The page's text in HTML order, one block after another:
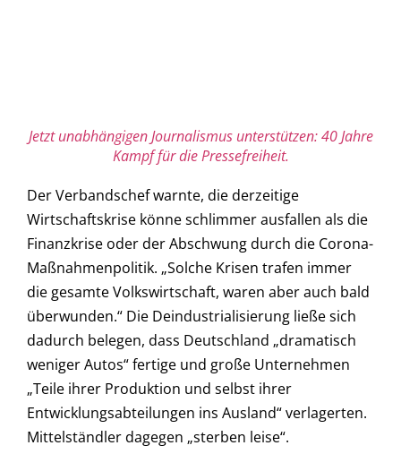
Jetzt unabhängigen Journalismus unterstützen: 40 Jahre
Kampf für die Pressefreiheit.
Der Verbandschef warnte, die derzeitige
Wirtschaftskrise könne schlimmer ausfallen als die
Finanzkrise oder der Abschwung durch die Corona-
Maßnahmenpolitik. „Solche Krisen trafen immer
die gesamte Volkswirtschaft, waren aber auch bald
überwunden.“ Die Deindustrialisierung ließe sich
dadurch belegen, dass Deutschland „dramatisch
weniger Autos“ fertige und große Unternehmen
„Teile ihrer Produktion und selbst ihrer
Entwicklungsabteilungen ins Ausland“ verlagerten.
Mittelständler dagegen „sterben leise“.